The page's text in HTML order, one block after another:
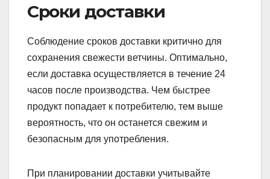
Сроки доставки
Соблюдение сроков доставки критично для
сохранения свежести ветчины. Оптимально,
если доставка осуществляется в течение 24
часов после производства. Чем быстрее
продукт попадает к потребителю, тем выше
вероятность, что он останется свежим и
безопасным для употребления.
При планировании доставки учитывайте